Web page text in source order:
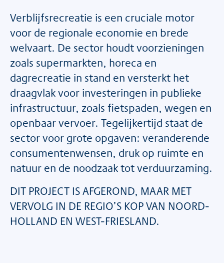
Verblijfsrecreatie is een cruciale motor
voor de regionale economie en brede
welvaart. De sector houdt voorzieningen
zoals supermarkten, horeca en
dagrecreatie in stand en versterkt het
draagvlak voor investeringen in publieke
infrastructuur, zoals fietspaden, wegen en
openbaar vervoer. Tegelijkertijd staat de
sector voor grote opgaven: veranderende
consumentenwensen, druk op ruimte en
natuur en de noodzaak tot verduurzaming.
DIT PROJECT IS AFGEROND, MAAR MET
VERVOLG IN DE REGIO’S KOP VAN NOORD-
HOLLAND EN WEST-FRIESLAND.